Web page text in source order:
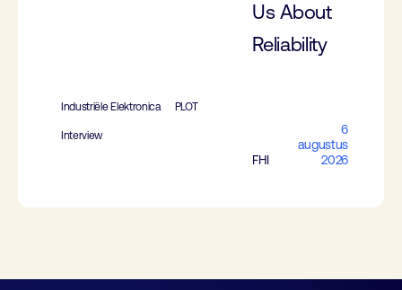
Us About
Reliability
Industriële Elektronica PLOT
Interview
FHI
6
augustus
2026